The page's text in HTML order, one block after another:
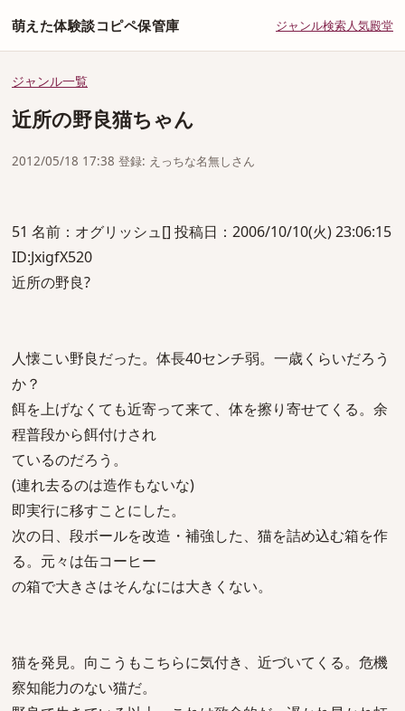
萌えた体験談コピペ保管庫 ジャンル検索人気殿堂
ジャンル一覧
近所の野良猫ちゃん
2012/05/18 17:38 登録: えっちな名無しさん
51 名前：オグリッシュ[] 投稿日：2006/10/10(火) 23:06:15
ID:JxigfX520
近所の野良?
人懐こい野良だった。体長40センチ弱。一歳くらいだろう
か？
餌を上げなくても近寄って来て、体を擦り寄せてくる。余
程普段から餌付けされ
ているのだろう。
(連れ去るのは造作もないな)
即実行に移すことにした。
次の日、段ボールを改造・補強した、猫を詰め込む箱を作
る。元々は缶コーヒー
の箱で大きさはそんなには大きくない。
猫を発見。向こうもこちらに気付き、近づいてくる。危機
察知能力のない猫だ。